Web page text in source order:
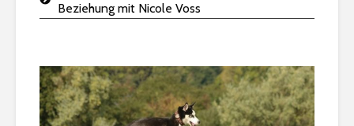
Beziehung mit Nicole Voss